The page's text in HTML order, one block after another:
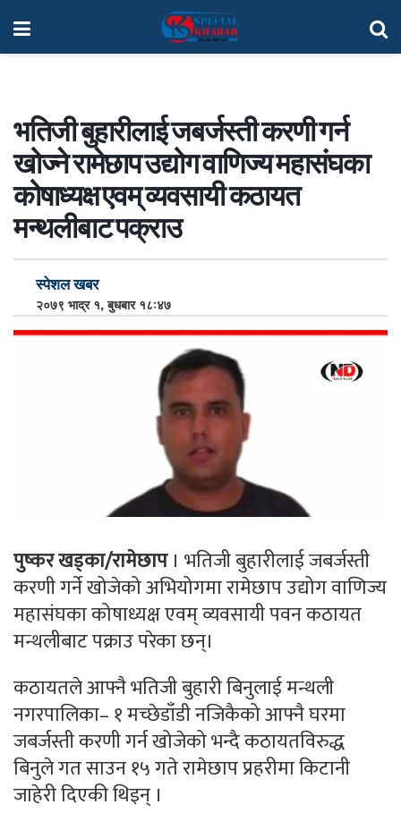
भतिजी बुहारीलाई जबर्जस्ती करणी गर्न
खोज्ने रामेछाप उद्योग वाणिज्य महासंघका
कोषाध्यक्ष एवम् व्यवसायी कठायत
मन्थलीबाट पक्राउ
स्पेशल खबर
२०७९ भाद्र १, बुधबार १८:४७
पुष्कर खड्का/रामेछाप। भतिजी बुहारीलाई जबर्जस्ती
करणी गर्ने खोजेको अभियोगमा रामेछाप उद्योग वाणिज्य
महासंघका कोषाध्यक्ष एवम् व्यवसायी पवन कठायत
मन्थलीबाट पक्राउ परेका छन्।
कठायतले आफ्नै भतिजी बुहारी बिनुलाई मन्थली
नगरपालिका– १ मच्छेडाँडी नजिकैको आफ्नै घरमा
जबर्जस्ती करणी गर्न खोजेको भन्दै कठायतविरुद्ध
बिनुले गत साउन १५ गते रामेछाप प्रहरीमा किटानी
जाहेरी दिएकी थिइन् ।